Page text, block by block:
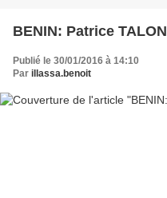
BENIN: Patrice
Publié le 30/01/2016 à 14:10
Par illassa.benoit